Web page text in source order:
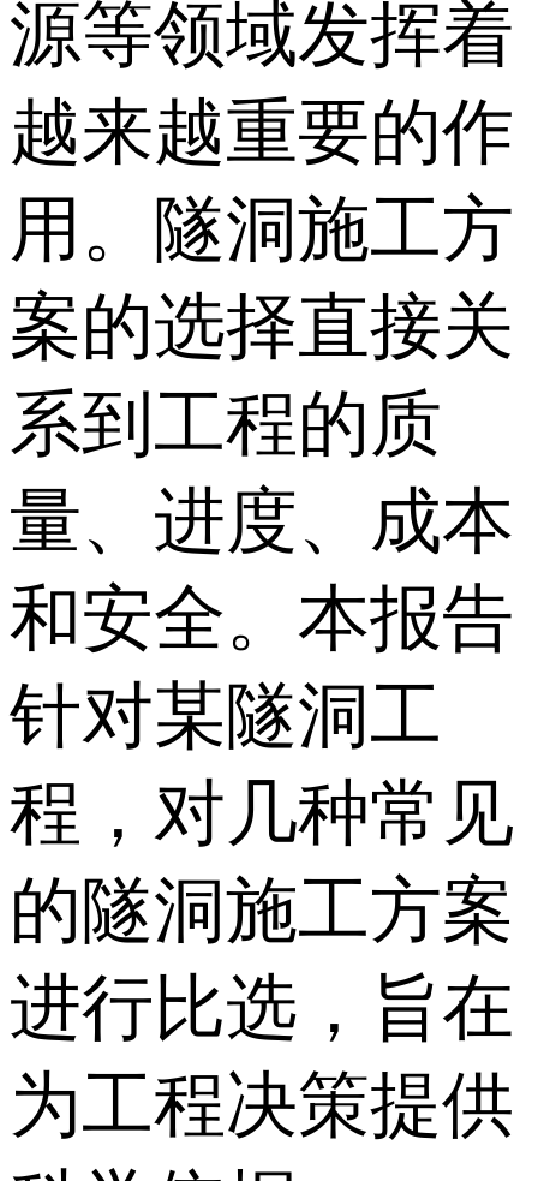
源等领域发挥着
越来越重要的作
用。隧洞施工方
案的选择直接关
系到工程的质
量、进度、成本
和安全。本报告
针对某隧洞工
程，对几种常见
的隧洞施工方案
进行比选，旨在
为工程决策提供